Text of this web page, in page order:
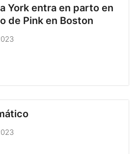
York entra en parto en
de Pink en Boston